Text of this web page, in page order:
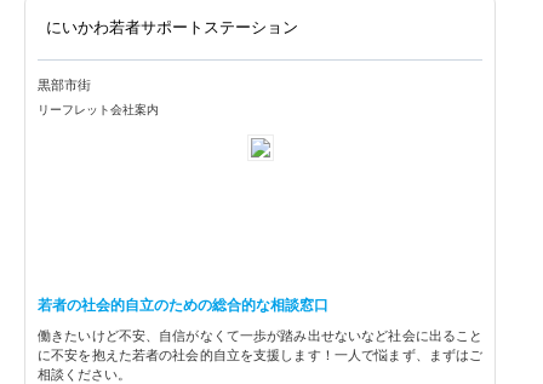
にいかわ若者サポートステーション
黒部市街
リーフレット会社案内
若者の社会的自立のための総合的な相談窓口
働きたいけど不安、自信がなくて一歩が踏み出せないなど社会に出ること
に不安を抱えた若者の社会的自立を支援します！一人で悩まず、まずはご
相談ください。